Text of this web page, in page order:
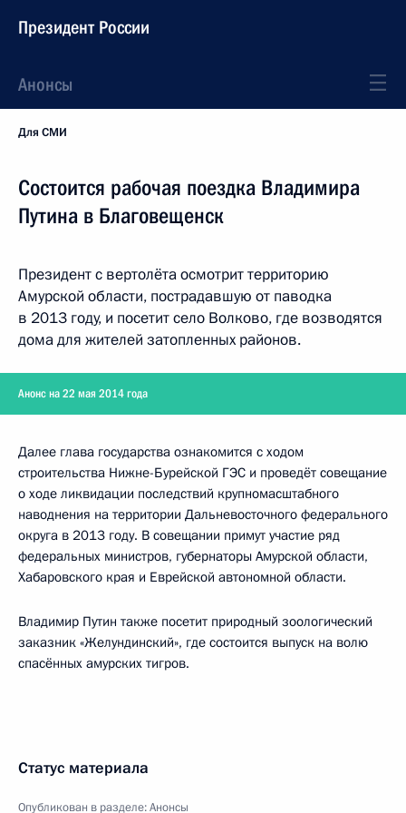
Президент России
Анонсы
Для СМИ
Состоится рабочая поездка Владимира
Путина в Благовещенск
Президент с вертолёта осмотрит территорию
Амурской области, пострадавшую от паводка
в 2013 году, и посетит село Волково, где возводятся
дома для жителей затопленных районов.
Анонс на 22 мая 2014 года
Далее глава государства ознакомится с ходом
строительства Нижне-Бурейской ГЭС и проведёт совещание
о ходе ликвидации последствий крупномасштабного
наводнения на территории Дальневосточного федерального
округа в 2013 году. В совещании примут участие ряд
федеральных министров, губернаторы Амурской области,
Хабаровского края и Еврейской автономной области.
Владимир Путин также посетит природный зоологический
заказник «Желундинский», где состоится выпуск на волю
спасённых амурских тигров.
Статус материала
Опубликован в разделе:Анонсы